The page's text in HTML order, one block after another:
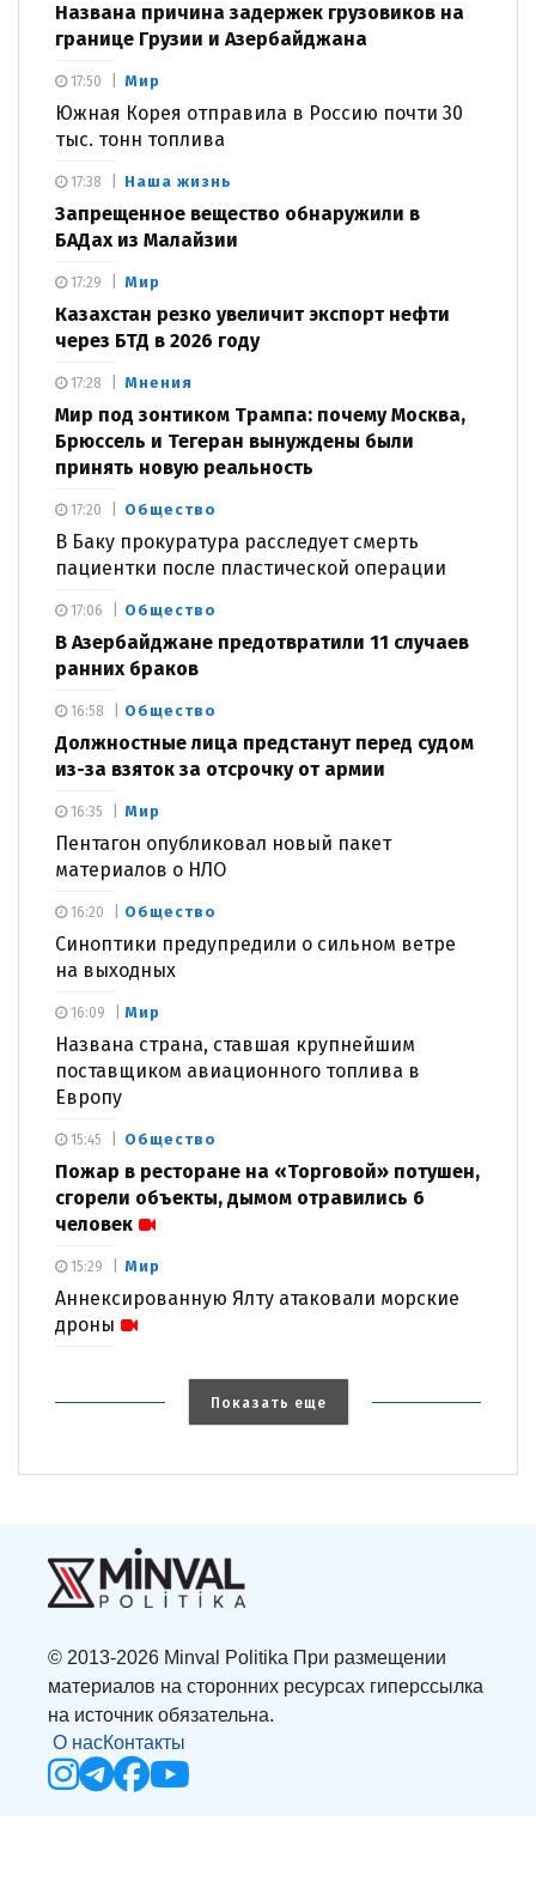
Названа причина задержек грузовиков на
границе Грузии и Азербайджана
Мир
Южная Корея отправила в Россию почти 30
тыс. тонн топлива
17:50
Наша жизнь
Запрещенное вещество обнаружили в
БАДах из Малайзии
17:38
Мир
Казахстан резко увеличит экспорт нефти
через БТД в 2026 году
17:29
Мнения
Мир под зонтиком Трампа: почему Москва,
Брюссель и Тегеран вынуждены были
принять новую реальность
17:28
Общество
В Баку прокуратура расследует смерть
пациентки после пластической операции
17:20
Общество
В Азербайджане предотвратили 11 случаев
ранних браков
17:06
Общество
Должностные лица предстанут перед судом
из-за взяток за отсрочку от армии
16:58
Мир
Пентагон опубликовал новый пакет
материалов о НЛО
16:35
Общество
Синоптики предупредили о сильном ветре
на выходных
16:20
Мир
Названа страна, ставшая крупнейшим
поставщиком авиационного топлива в
Европу
16:09
Общество
Пожар в ресторане на «Торговой» потушен,
сгорели объекты, дымом отравились 6
человек
15:45
Мир
Аннексированную Ялту атаковали морские
дроны
15:29
Показать еще
© 2013-2026 Minval Politika При размещении
материалов на сторонних ресурсах гиперссылка
на источник обязательна.
О насКонтакты